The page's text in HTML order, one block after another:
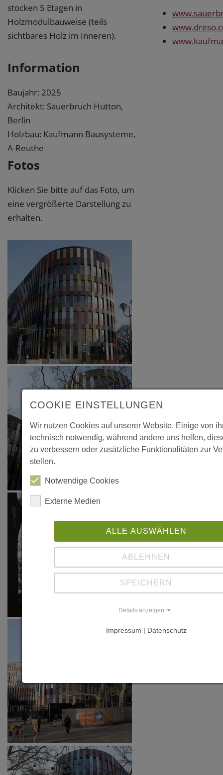
stocken 5 Etagen in
Holzmodulbauweise (teils
sichtbares Holz im Inneren).
Information
Baujahr: 2025
Architekt: Sauerbruch Hutton,
Berlin
Holzbau: Kaufmann Bausysteme,
A-Reuthe
Fotos
Klicken Sie bitte auf das Foto, um
eine vergrößerte Darstellung zu
erhalten.
COOKIE EINSTELLUNGEN
Wir nutzen Cookies auf unserer Website. Einige von
technisch notwendig, während andere uns helfen,
zu verbessern oder zusätzliche Funktionalitäten zur
stellen.
Notwendige Cookies
Externe Medien
ALLE AUSWÄHLEN
ABLEHNEN
SPEICHERN
Details anzeigen
Impressum | Datenschutz